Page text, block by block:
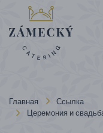
Главная
Ссылка
Церемония и